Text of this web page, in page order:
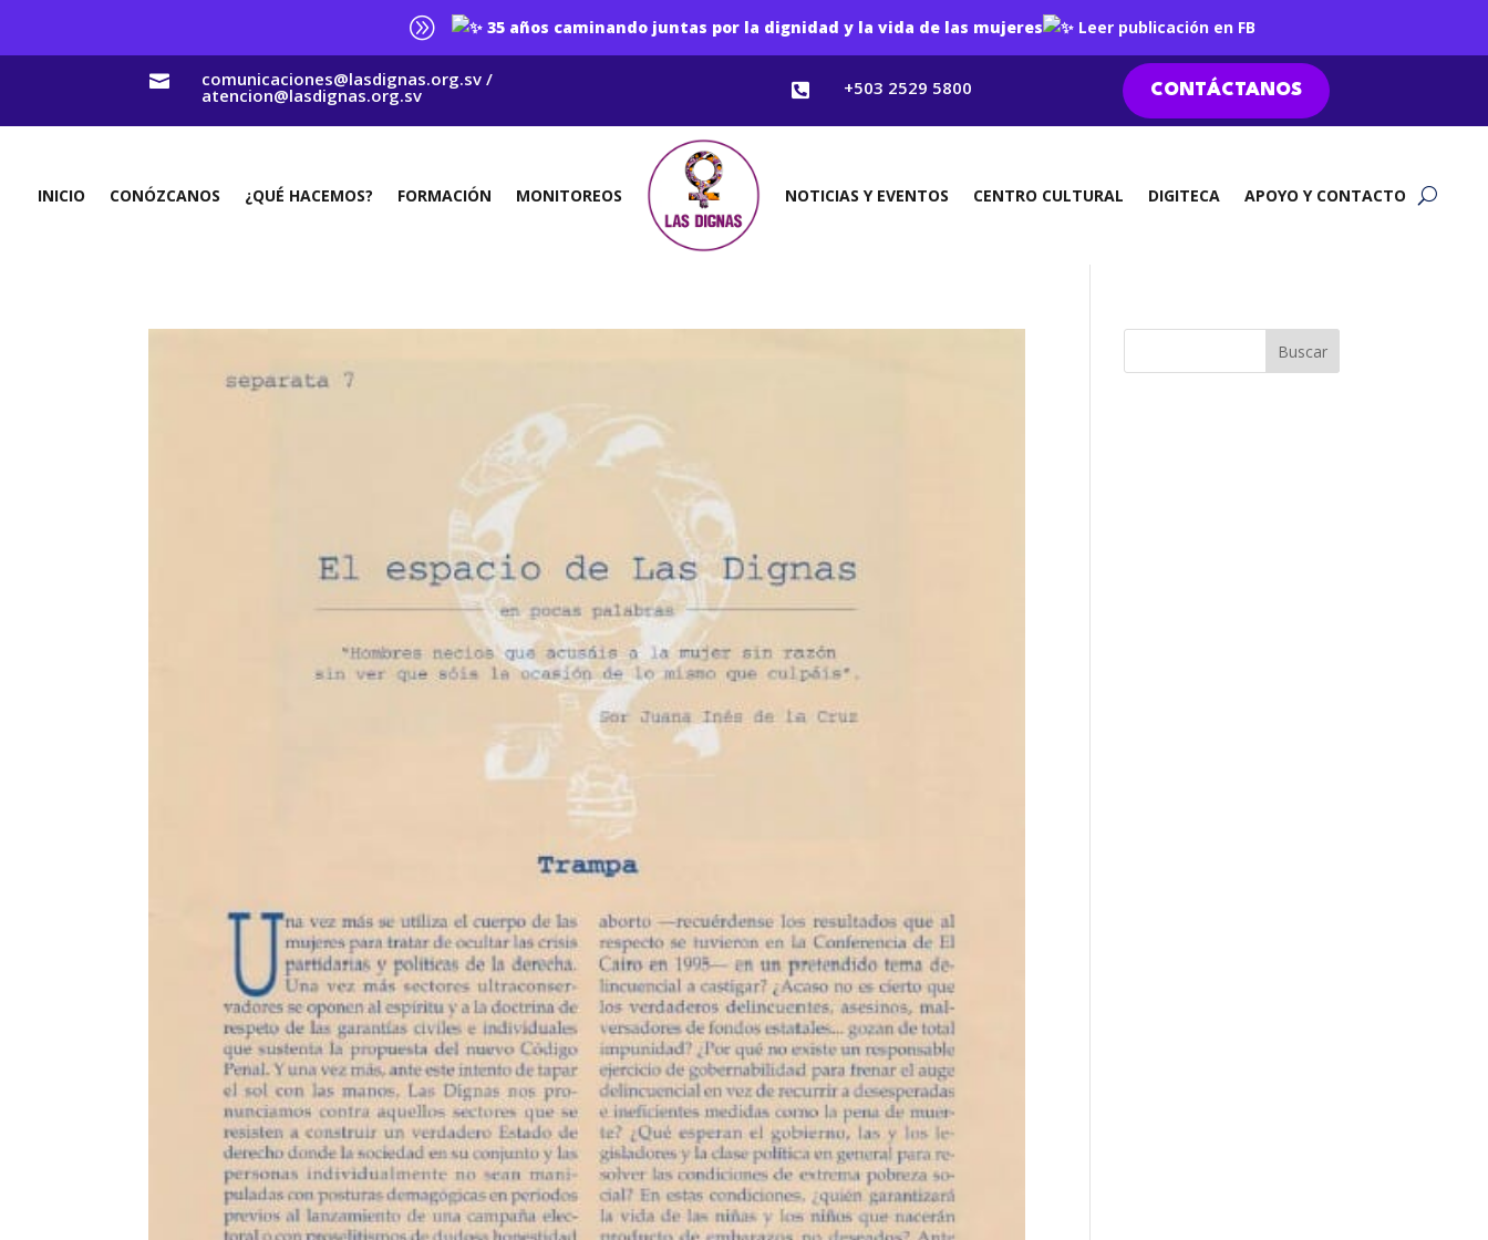
A 35 años caminando juntas por la dignidad y la vida de las mujeres Leer publicación en FB
 comunicaciones@lasdignas.org.sv /
atencion@lasdignas.org.sv  +503 2529 5800 CONTÁCTANOS
INICIO CONÓZCANOS ¿QUÉ HACEMOS? FORMACIÓN MONITOREOS NOTICIAS Y EVENTOS CENTRO CULTURAL DIGITECA APOYO Y CONTACTO